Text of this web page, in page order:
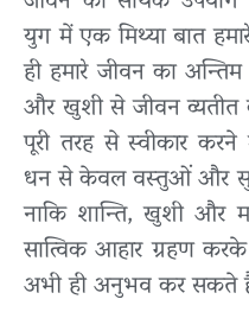
युग में एक मिथ्या बात
ही हमारे जीवन का
और खुशी से जीवन
पूरी तरह से स्वीकार
धन से केवल वस्तुओं और
नाकि शान्ति, खुशी और
सात्विक आहार ग्रहण
अभी ही अनुभव कर सकते